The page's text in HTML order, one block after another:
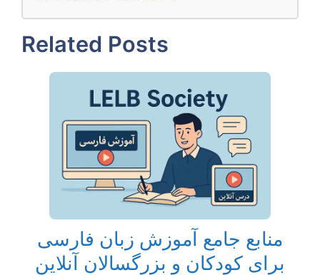
Related Posts
منابع جامع آموزش زبان فارسی
برای کودکان و بزرگسالان آنلاین